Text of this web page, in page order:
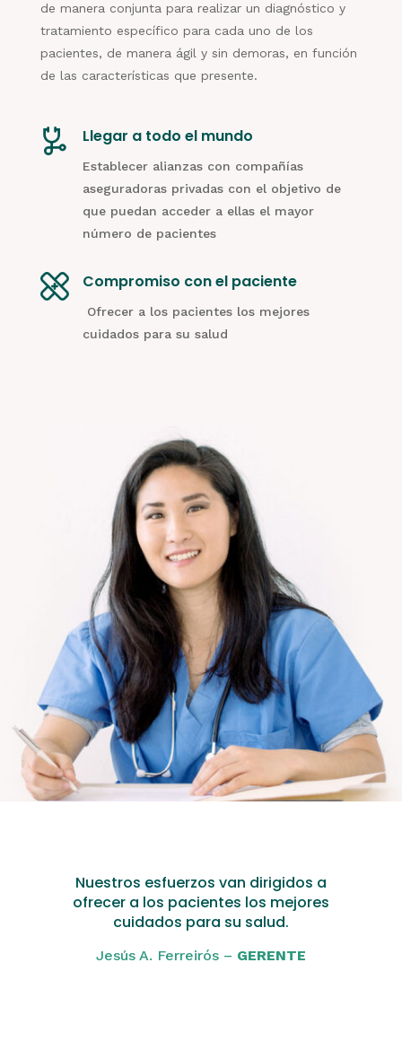
de manera conjunta para realizar un diagnóstico y
tratamiento específico para cada uno de los
pacientes, de manera ágil y sin demoras, en función
de las características que presente.
Llegar a todo el mundo
Establecer alianzas con compañías
aseguradoras privadas con el objetivo de
que puedan acceder a ellas el mayor
número de pacientes
Compromiso con el paciente
Ofrecer a los pacientes los mejores
cuidados para su salud
Nuestros esfuerzos van dirigidos a
ofrecer a los pacientes los mejores
cuidados para su salud.
Jesús A. Ferreirós – GERENTE